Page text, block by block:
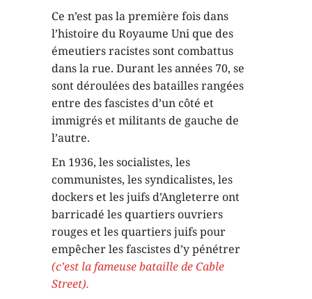
Ce n’est pas la première fois dans
l’histoire du Royaume Uni que des
émeutiers racistes sont combattus
dans la rue. Durant les années 70, se
sont déroulées des batailles rangées
entre des fascistes d’un côté et
immigrés et militants de gauche de
l’autre.
En 1936, les socialistes, les
communistes, les syndicalistes, les
dockers et les juifs d’Angleterre ont
barricadé les quartiers ouvriers
rouges et les quartiers juifs pour
empêcher les fascistes d’y pénétrer
(c’est la fameuse bataille de Cable
Street).